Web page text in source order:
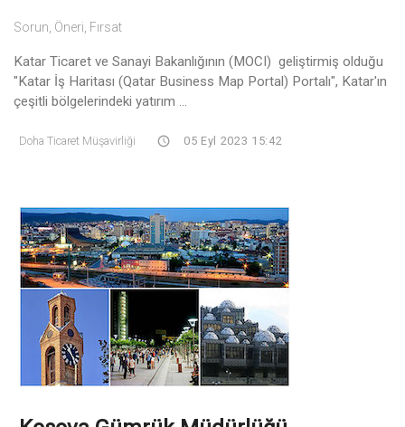
Sorun, Öneri, Fırsat
Katar Ticaret ve Sanayi Bakanlığının (MOCI) geliştirmiş olduğu
"Katar İş Haritası (Qatar Business Map Portal) Portalı", Katar'ın
çeşitli bölgelerindeki yatırım ...
Doha Ticaret Müşavirliği 05 Eyl 2023 15:42